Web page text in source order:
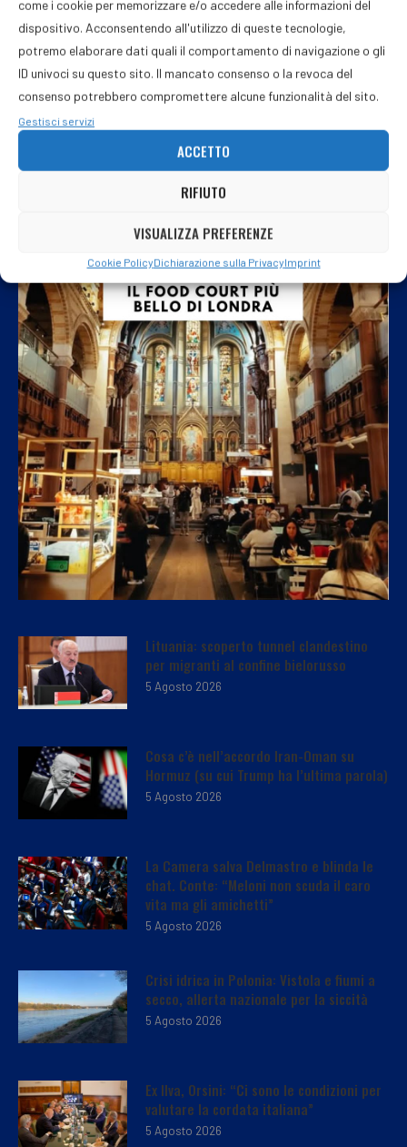
come i cookie per memorizzare e/o accedere alle informazioni del
dispositivo. Acconsentendo all'utilizzo di queste tecnologie,
potremo elaborare dati quali il comportamento di navigazione o gli
ID univoci su questo sito. Il mancato consenso o la revoca del
consenso potrebbero compromettere alcune funzionalità del sito.
Gestisci servizi
ACCETTO
RIFIUTO
VISUALIZZA PREFERENZE
Cookie PolicyDichiarazione sulla PrivacyImprint
Lituania: scoperto tunnel clandestino
per migranti al confine bielorusso
5 Agosto 2026
Cosa c’è nell’accordo Iran-Oman su
Hormuz (su cui Trump ha l’ultima parola)
5 Agosto 2026
La Camera salva Delmastro e blinda le
chat. Conte: “Meloni non scuda il caro
vita ma gli amichetti”
5 Agosto 2026
Crisi idrica in Polonia: Vistola e fiumi a
secco, allerta nazionale per la siccità
5 Agosto 2026
Ex Ilva, Orsini: “Ci sono le condizioni per
valutare la cordata italiana”
5 Agosto 2026